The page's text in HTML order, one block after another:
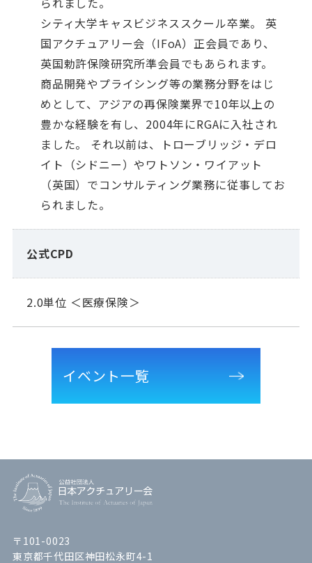
シティ大学キャスビジネススクール卒業。 英
国アクチュアリー会（IFoA）正会員であり、
英国勅許保険研究所準会員でもあられます。
商品開発やプライシング等の業務分野をはじ
めとして、アジアの再保険業界で10年以上の
豊かな経験を有し、2004年にRGAに入社され
ました。 それ以前は、トローブリッジ・デロ
イト（シドニー）やワトソン・ワイアット
（英国）でコンサルティング業務に従事してお
られました。
公式CPD
2.0単位 ＜医療保険＞
イベント一覧
〒101-0023
東京都千代田区神田松永町4-1